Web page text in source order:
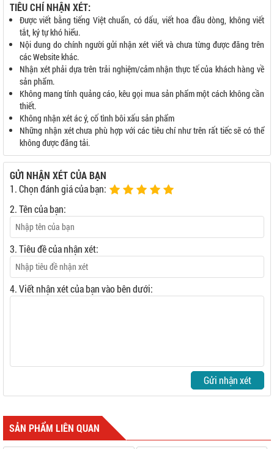
TIÊU CHÍ NHẬN XÉT:
Được viết bằng tiếng Việt chuẩn, có dấu, viết hoa đầu dòng, không viết
tắt, ký tự khó hiểu.
Nội dung do chính người gửi nhận xét viết và chưa từng được đăng trên
các Website khác.
Nhận xét phải dựa trên trải nghiệm/cảm nhận thực tế của khách hàng về
sản phẩm.
Không mang tính quảng cáo, kêu gọi mua sản phẩm một cách không cần
thiết.
Không nhận xét ác ý, cố tình bôi xấu sản phẩm
Những nhận xét chưa phù hợp với các tiêu chí như trên rất tiếc sẽ có thể
không được đăng tải.
GỬI NHẬN XÉT CỦA BẠN
1. Chọn đánh giá của bạn:
2. Tên của bạn:
3. Tiêu đề của nhận xét:
4. Viết nhận xét của bạn vào bên dưới:
Gửi nhận xét
SẢN PHẨM LIÊN QUAN